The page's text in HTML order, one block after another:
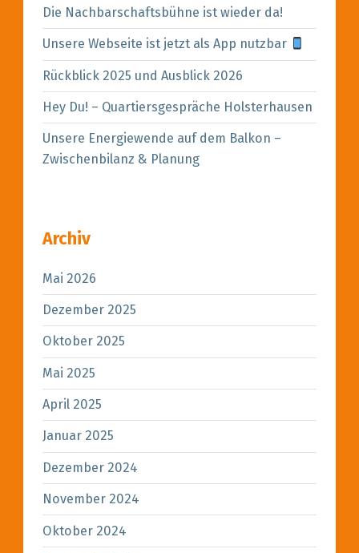
Die Nachbarschaftsbühne ist wieder da!
Unsere Webseite ist jetzt als App nutzbar
Rückblick 2025 und Ausblick 2026
Hey Du! – Quartiersgespräche Holsterhausen
Unsere Energiewende auf dem Balkon –
Zwischenbilanz & Planung
Archiv
Mai 2026
Dezember 2025
Oktober 2025
Mai 2025
April 2025
Januar 2025
Dezember 2024
November 2024
Oktober 2024